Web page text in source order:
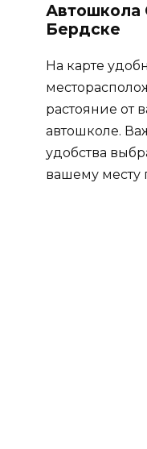
Автошкола
Бердске
На карте
растояние от
автошколе.
удобства
вашему месту